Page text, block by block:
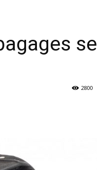
se
2800